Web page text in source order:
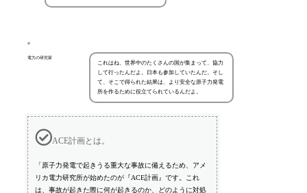
電力の研究家
これはね、世界中のたくさんの国が集まって、協力
して行ったんだよ。日本も参加していたんだ。そし
て、そこで得られた結果は、より安全な原子力発電
所を作るために役立てられているんだよ。
ACE計画とは。
「原子力発電で起きうる重大な事故に備えるため、アメ
リカ電力研究所が始めたのが『ACE計画』です。これ
は、事故が起きた際に何が起きるのか、どのように対処